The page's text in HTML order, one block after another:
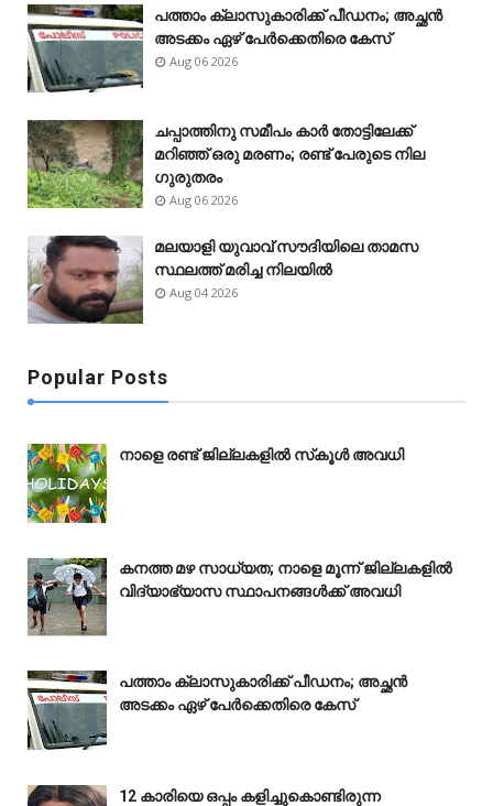
പത്താം ക്ലാസുകാരിക്ക് പീഡനം; അച്ഛൻ
അടക്കം ഏഴ് പേർക്കെതിരെ കേസ്
Aug 06 2026
ചപ്പാത്തിനു സമീപം കാർ തോട്ടിലേക്ക്
മറിഞ്ഞ് ഒരു മരണം; രണ്ട് പേരുടെ നില
ഗുരുതരം
Aug 06 2026
മലയാളി യുവാവ് സൗദിയിലെ താമസ
സ്ഥലത്ത് മരിച്ച നിലയിൽ
Aug 04 2026
Popular Posts
നാളെ രണ്ട് ജില്ലകളിൽ സ്‌കൂൾ അവധി
കനത്ത മഴ സാധ്യത; നാളെ മൂന്ന് ജില്ലകളിൽ
വിദ്യാഭ്യാസ സ്ഥാപനങ്ങൾക്ക് അവധി
പത്താം ക്ലാസുകാരിക്ക് പീഡനം; അച്ഛൻ
അടക്കം ഏഴ് പേർക്കെതിരെ കേസ്
12 കാരിയെ ഒപ്പം കളിച്ചുകൊണ്ടിരുന്ന